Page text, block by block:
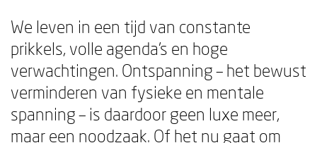
We leven in een tijd van constante
prikkels, volle agenda's en hoge
verwachtingen. Ontspanning – het bewust
verminderen van fysieke en mentale
spanning – is daardoor geen luxe meer,
maar een noodzaak. Of het nu gaat om